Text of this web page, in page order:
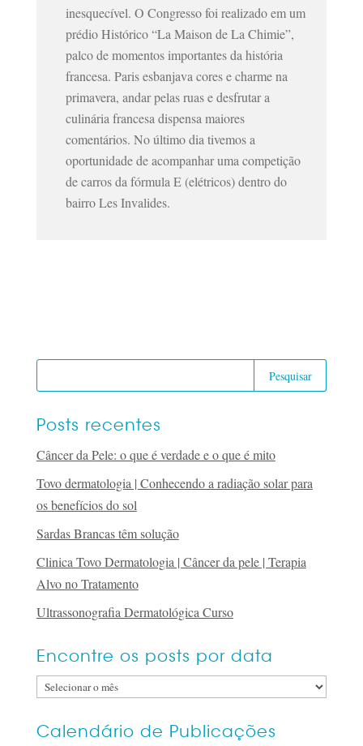
inesquecível. O Congresso foi realizado em um
prédio Histórico “La Maison de La Chimie”,
palco de momentos importantes da história
francesa. Paris esbanjava cores e charme na
primavera, andar pelas ruas e desfrutar a
culinária francesa dispensa maiores
comentários. No último dia tivemos a
oportunidade de acompanhar uma competição
de carros da fórmula E (elétricos) dentro do
bairro Les Invalides.
Posts recentes
Câncer da Pele: o que é verdade e o que é mito
Tovo dermatologia | Conhecendo a radiação solar para
os benefícios do sol
Sardas Brancas têm solução
Clinica Tovo Dermatologia | Câncer da pele | Terapia
Alvo no Tratamento
Ultrassonografia Dermatológica Curso
Encontre os posts por data
Encontre
posts
Calendário de Publicações